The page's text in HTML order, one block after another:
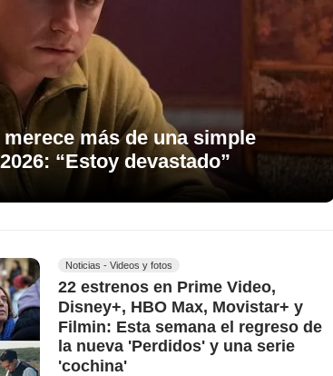
más de una simple
“Estoy devastado”
Noticias - Videos y fotos
22 estrenos en Prime Video,
Disney+, HBO Max, Movistar+ y
Filmin: Esta semana el regreso de
la nueva 'Perdidos' y una serie
'cochina'